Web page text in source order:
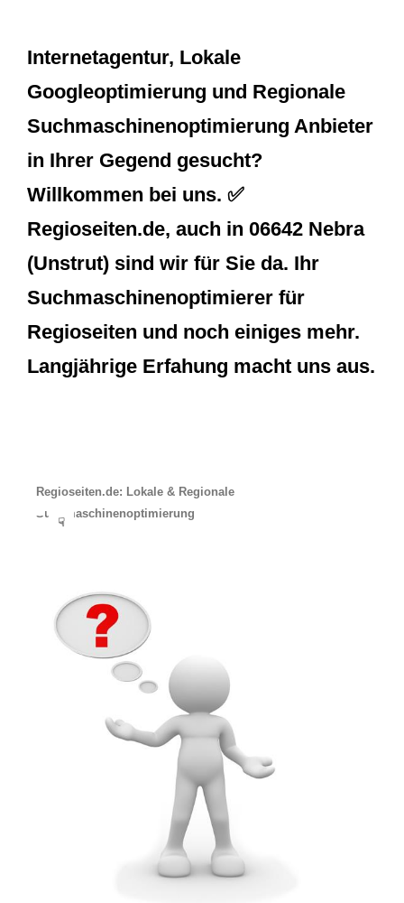
Internetagentur, Lokale
Googleoptimierung und Regionale
Suchmaschinenoptimierung Anbieter
in Ihrer Gegend gesucht?
Willkommen bei uns. ✅
Regioseiten.de, auch in 06642 Nebra
(Unstrut) sind wir für Sie da. Ihr
Suchmaschinenoptimierer für
Regioseiten und noch einiges mehr.
Langjährige Erfahung macht uns aus.
Regioseiten.de: Lokale & Regionale
Suchmaschinenoptimierung
☟